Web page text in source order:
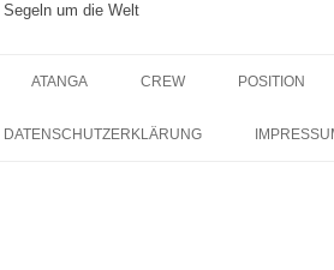
um die Welt
ATANGA
ATANGA – UNSER SCHIFF
CREW POSITION
DATENSCHUTZERKLÄRUNG